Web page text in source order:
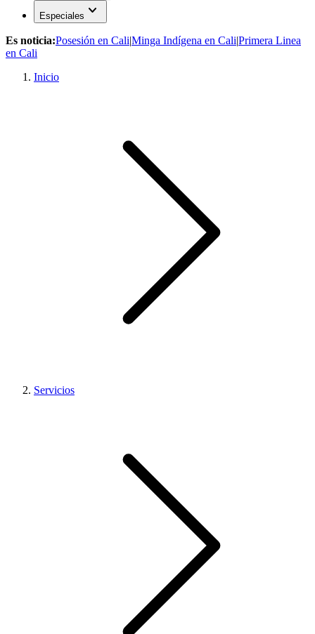
Especiales expand_more
Es noticia:Posesión en Cali|Minga Indígena en Cali|Primera Linea
en Cali
Inicio
Servicios